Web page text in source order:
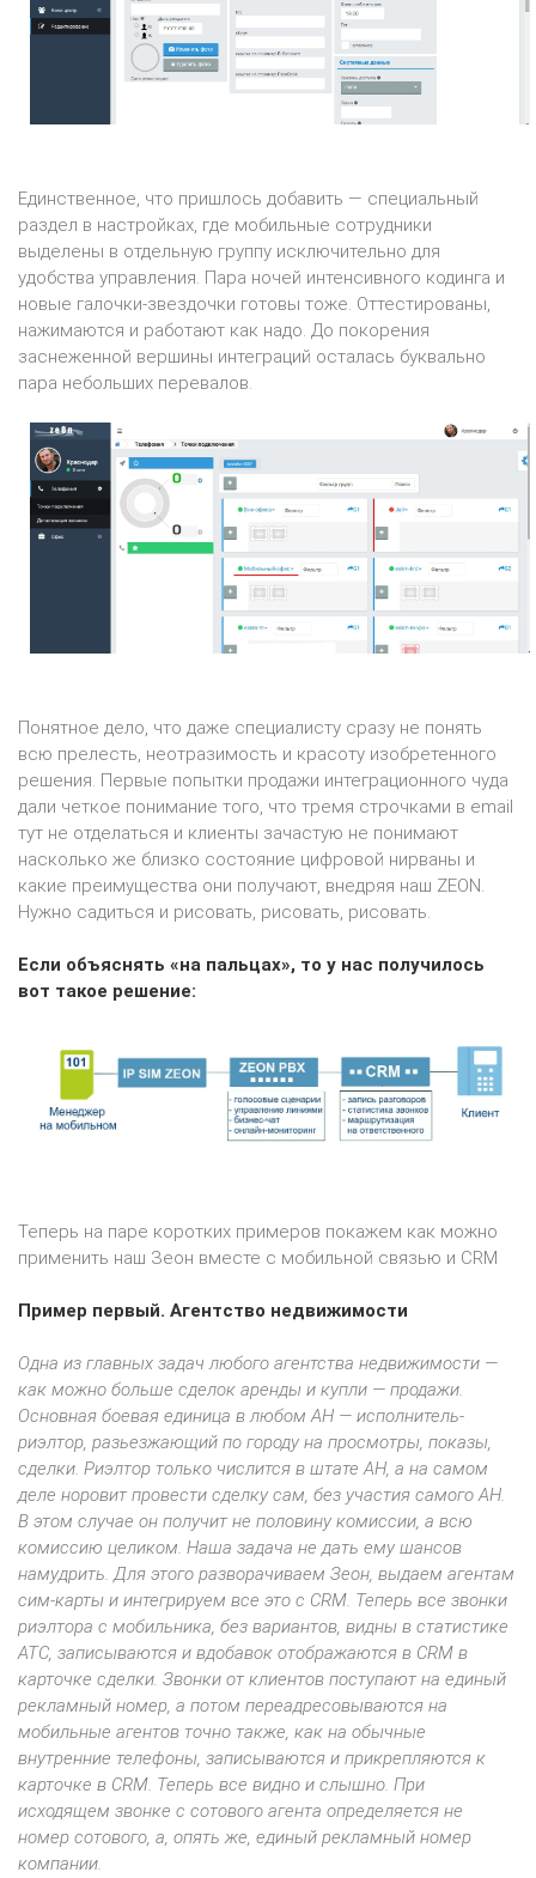
Единственное, что пришлось добавить — специальный
раздел в настройках, где мобильные сотрудники
выделены в отдельную группу исключительно для
удобства управления. Пара ночей интенсивного кодинга и
новые галочки-звездочки готовы тоже. Оттестированы,
нажимаются и работают как надо. До покорения
заснеженной вершины интеграций осталась буквально
пара небольших перевалов.
Понятное дело, что даже специалисту сразу не понять
всю прелесть, неотразимость и красоту изобретенного
решения. Первые попытки продажи интеграционного чуда
дали четкое понимание того, что тремя строчками в email
тут не отделаться и клиенты зачастую не понимают
насколько же близко состояние цифровой нирваны и
какие преимущества они получают, внедряя наш ZEON.
Нужно садиться и рисовать, рисовать, рисовать.
Если объяснять «на пальцах», то у нас получилось
вот такое решение:
Теперь на паре коротких примеров покажем как можно
применить наш Зеон вместе с мобильной связью и CRM
Пример первый. Агентство недвижимости
Одна из главных задач любого агентства недвижимости —
как можно больше сделок аренды и купли — продажи.
Основная боевая единица в любом АН — исполнитель-
риэлтор, разьезжающий по городу на просмотры, показы,
сделки. Риэлтор только числится в штате АН, а на самом
деле норовит провести сделку сам, без участия самого АН.
В этом случае он получит не половину комиссии, а всю
комиссию целиком. Наша задача не дать ему шансов
намудрить. Для этого разворачиваем Зеон, выдаем агентам
сим-карты и интегрируем все это с СRМ. Теперь все звонки
риэлтора с мобильника, без вариантов, видны в статистике
АТС, записываются и вдобавок отображаются в CRM в
карточке сделки. Звонки от клиентов поступают на единый
рекламный номер, а потом переадресовываются на
мобильные агентов точно также, как на обычные
внутренние телефоны, записываются и прикрепляются к
карточке в CRM. Теперь все видно и слышно. При
исходящем звонке с сотового агента определяется не
номер сотового, а, опять же, единый рекламный номер
компании.